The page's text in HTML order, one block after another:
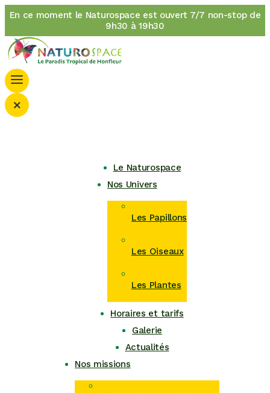
En ce moment le Naturospace est ouvert 7/7 non-stop de
9h30 à 19h30
×
Le Naturospace
Nos Univers
Les Papillons
Les Oiseaux
Les Plantes
Horaires et tarifs
Galerie
Actualités
Nos missions